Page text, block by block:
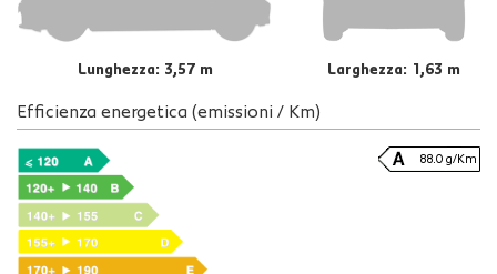
Lunghezza: 3,57 m Larghezza: 1,63 m
Efficienza energetica (emissioni / Km)
88.0 g/Km